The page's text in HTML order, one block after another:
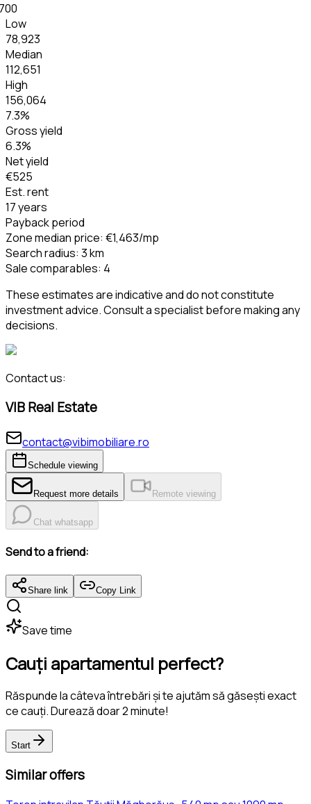
Low
78,923
Median
112,651
High
156,064
7.3%
Gross yield
6.3%
Net yield
€525
Est. rent
17 years
Payback period
Zone median price: €1,463/mp
Search radius: 3km
Sale comparables: 4
These estimates are indicative and do not constitute
investment advice. Consult a specialist before making any
decisions.
Contact us:
VIB Real Estate
contact@vibimobiliare.ro
Schedule viewing
Request more details Remote viewing
Chat whatsapp
Send to a friend:
Share link Copy Link
Save time
Cauți apartamentul perfect?
Răspunde la câteva întrebări și te ajutăm să găsești exact
ce cauți. Durează doar 2 minute!
Start
Similar offers